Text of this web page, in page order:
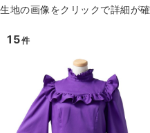
生地の画像をクリックで詳細が確
15件